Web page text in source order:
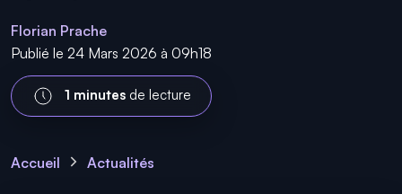
Florian Prache
Publié le 24 Mars 2026 à 09h18
1 minutesde lecture
Accueil Actualités